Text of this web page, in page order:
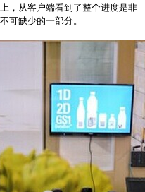
上，从客户端看到了整个进度是非
缺少的一部分。